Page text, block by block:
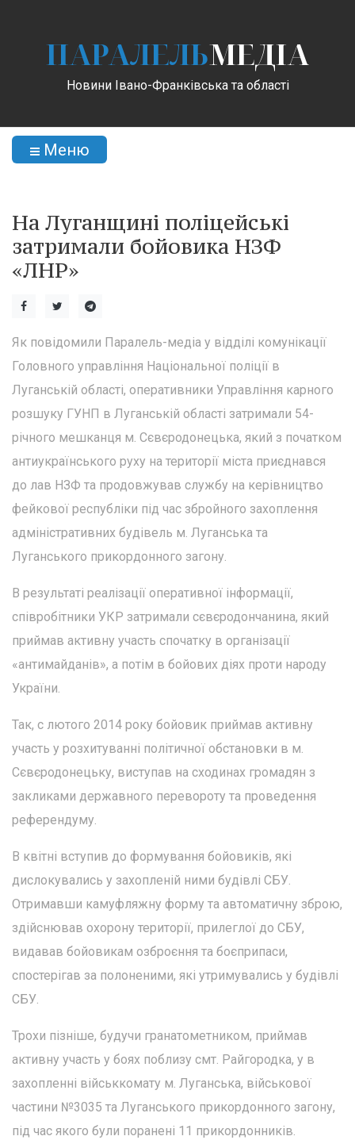
ПАРАЛЕЛЬМЕДІА
Новини Івано-Франківська та області
Меню
На Луганщині поліцейські
затримали бойовика НЗФ
«ЛНР»
Як повідомили Паралель-медіа у відділі комунікації
Головного управління Національної поліції в
Луганській області, оперативники Управління карного
розшуку ГУНП в Луганській області затримали 54-
річного мешканця м. Сєвєродонецька, який з початком
антиукраїнського руху на території міста приєднався
до лав НЗФ та продовжував службу на керівництво
фейкової республіки під час збройного захоплення
адміністративних будівель м. Луганська та
Луганського прикордонного загону.
В результаті реалізації оперативної інформації,
співробітники УКР затримали сєвєродончанина, який
приймав активну участь спочатку в організації
«антимайданів», а потім в бойових діях проти народу
України.
Так, с лютого 2014 року бойовик приймав активну
участь у розхитуванні політичної обстановки в м.
Сєвєродонецьку, виступав на сходинах громадян з
закликами державного перевороту та проведення
референдуму.
В квітні вступив до формування бойовиків, які
дислокувались у захопленій ними будівлі СБУ.
Отримавши камуфляжну форму та автоматичну зброю,
здійснював охорону території, прилеглої до СБУ,
видавав бойовикам озброєння та боєприпаси,
спостерігав за полоненими, які утримувались у будівлі
СБУ.
Трохи пізніше, будучи гранатометником, приймав
активну участь у боях поблизу смт. Райгородка, у в
захопленні військкомату м. Луганська, військової
частини №3035 та Луганського прикордонного загону,
під час якого були поранені 11 прикордонників.